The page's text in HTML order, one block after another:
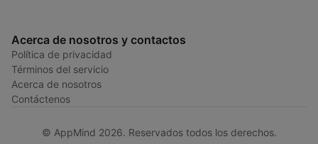
Acerca de nosotros y contactos
Política de privacidad
Términos del servicio
Acerca de nosotros
Contáctenos
© AppMind 2026. Reservados todos los derechos.